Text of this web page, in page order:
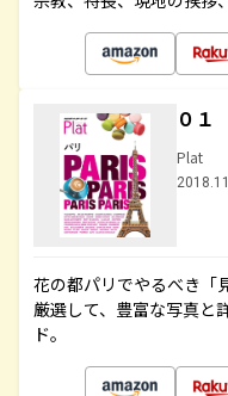
０
Plat
花の都パリでやるべき「
厳選して、豊富な写真と
ド。